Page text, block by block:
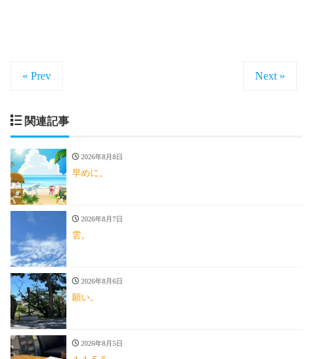
« Prev Next »
関連記事
2026年8月8日
早めに。
2026年8月7日
雲。
2026年8月6日
願い。
2026年8月5日